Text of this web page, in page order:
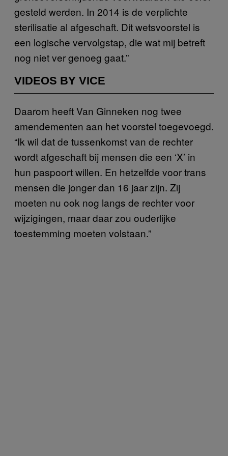
gesteld werden. In 2014 is de verplichte
sterilisatie al afgeschaft. Dit wetsvoorstel is
een logische vervolgstap, die wat mij betreft
nog niet ver genoeg gaat.”
VIDEOS BY VICE
Daarom heeft Van Ginneken nog twee
amendementen aan het voorstel toegevoegd.
“Ik wil dat de tussenkomst van de rechter
wordt afgeschaft bij mensen die een ‘X’ in
hun paspoort willen. En hetzelfde voor trans
mensen die jonger dan 16 jaar zijn. Zij
moeten nu ook nog langs de rechter voor
wijzigingen, maar daar zou ouderlijke
toestemming moeten volstaan.”